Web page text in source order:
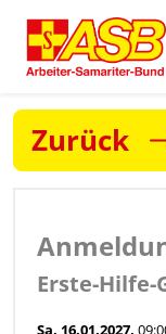
Zurück